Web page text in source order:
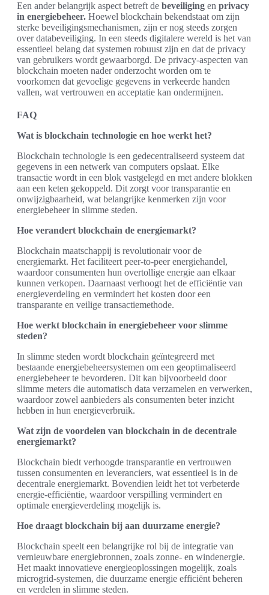
Een ander belangrijk aspect betreft de beveiliging en privacy
in energiebeheer. Hoewel blockchain bekendstaat om zijn
sterke beveiligingsmechanismen, zijn er nog steeds zorgen
over databeveiliging. In een steeds digitalere wereld is het van
essentieel belang dat systemen robuust zijn en dat de privacy
van gebruikers wordt gewaarborgd. De privacy-aspecten van
blockchain moeten nader onderzocht worden om te
voorkomen dat gevoelige gegevens in verkeerde handen
vallen, wat vertrouwen en acceptatie kan ondermijnen.
FAQ
Wat is blockchain technologie en hoe werkt het?
Blockchain technologie is een gedecentraliseerd systeem dat
gegevens in een netwerk van computers opslaat. Elke
transactie wordt in een blok vastgelegd en met andere blokken
aan een keten gekoppeld. Dit zorgt voor transparantie en
onwijzigbaarheid, wat belangrijke kenmerken zijn voor
energiebeheer in slimme steden.
Hoe verandert blockchain de energiemarkt?
Blockchain maatschappij is revolutionair voor de
energiemarkt. Het faciliteert peer-to-peer energiehandel,
waardoor consumenten hun overtollige energie aan elkaar
kunnen verkopen. Daarnaast verhoogt het de efficiëntie van
energieverdeling en vermindert het kosten door een
transparante en veilige transactiemethode.
Hoe werkt blockchain in energiebeheer voor slimme
steden?
In slimme steden wordt blockchain geïntegreerd met
bestaande energiebeheersystemen om een geoptimaliseerd
energiebeheer te bevorderen. Dit kan bijvoorbeeld door
slimme meters die automatisch data verzamelen en verwerken,
waardoor zowel aanbieders als consumenten beter inzicht
hebben in hun energieverbruik.
Wat zijn de voordelen van blockchain in de decentrale
energiemarkt?
Blockchain biedt verhoogde transparantie en vertrouwen
tussen consumenten en leveranciers, wat essentieel is in de
decentrale energiemarkt. Bovendien leidt het tot verbeterde
energie-efficiëntie, waardoor verspilling vermindert en
optimale energieverdeling mogelijk is.
Hoe draagt blockchain bij aan duurzame energie?
Blockchain speelt een belangrijke rol bij de integratie van
vernieuwbare energiebronnen, zoals zonne- en windenergie.
Het maakt innovatieve energieoplossingen mogelijk, zoals
microgrid-systemen, die duurzame energie efficiënt beheren
en verdelen in slimme steden.